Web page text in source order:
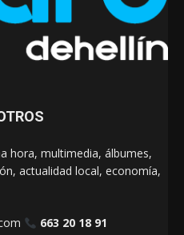
hora, multimedia, álbumes,
actualidad local, economía,
663 20 18 91